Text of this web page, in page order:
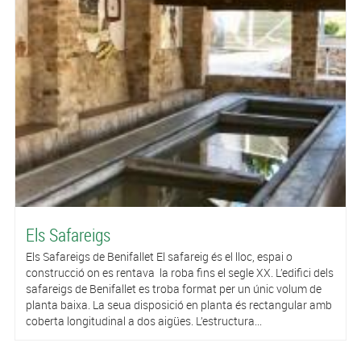
Els Safareigs
Els Safareigs de Benifallet El safareig és el lloc, espai o
construcció on es rentava la roba fins el segle XX. L’edifici dels
safareigs de Benifallet es troba format per un únic volum de
planta baixa. La seua disposició en planta és rectangular amb
coberta longitudinal a dos aigües. L’estructura...